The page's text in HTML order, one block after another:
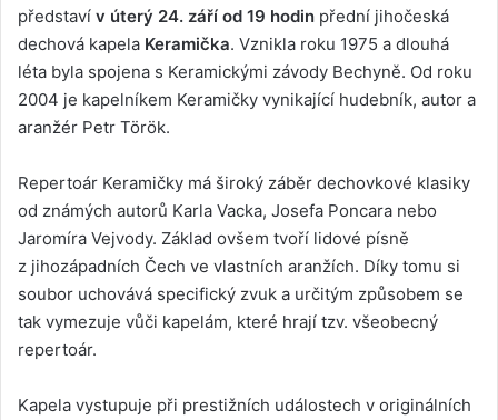
představí v úterý 24. září od 19 hodin přední jihočeská
dechová kapela Keramička. Vznikla roku 1975 a dlouhá
léta byla spojena s Keramickými závody Bechyně. Od roku
2004 je kapelníkem Keramičky vynikající hudebník, autor a
aranžér Petr Török.
Repertoár Keramičky má široký záběr dechovkové klasiky
od známých autorů Karla Vacka, Josefa Poncara nebo
Jaromíra Vejvody. Základ ovšem tvoří lidové písně
z jihozápadních Čech ve vlastních aranžích. Díky tomu si
soubor uchovává specifický zvuk a určitým způsobem se
tak vymezuje vůči kapelám, které hrají tzv. všeobecný
repertoár.
Kapela vystupuje při prestižních událostech v originálních